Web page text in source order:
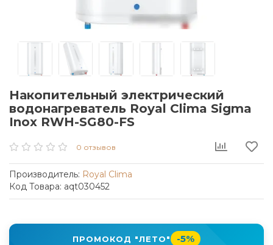
Накопительный электрический
водонагреватель Royal Clima Sigma
Inox RWH-SG80-FS
0 отзывов
Производитель: Royal Clima
Код Товара: aqt030452
ПРОМОКОД "ЛЕТО" -5%